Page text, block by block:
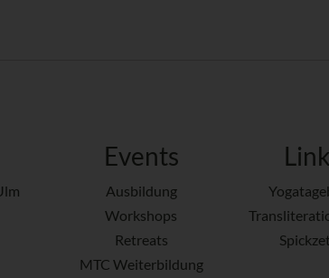
Events
Ausbildung
Workshops
Retreats
MTC Weiterbildung